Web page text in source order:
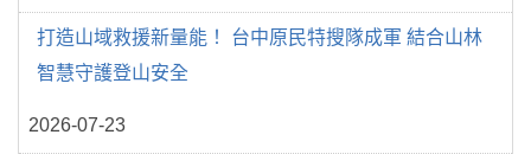
打造山域救援新量能！ 台中原民特搜隊成軍 結合山林
智慧守護登山安全
2026-07-23